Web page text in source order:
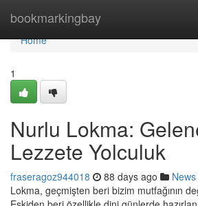
bookmarkingbay
Home
Home
1
Nurlu Lokma:
Lezzete Yolculuk
fraseragoz944018 88 days ago News
Lokma, geçmişten beri bizim mutfağının